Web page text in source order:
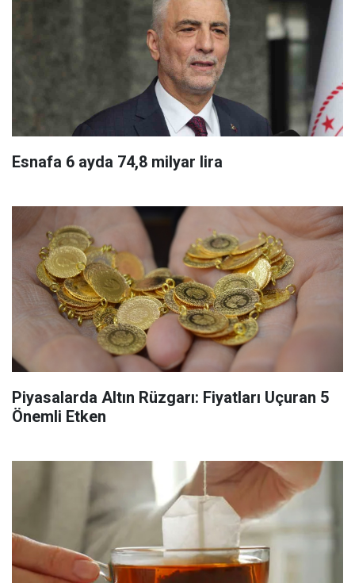
Esnafa 6 ayda 74,8 milyar lira
Piyasalarda Altın Rüzgarı: Fiyatları Uçuran 5
Önemli Etken